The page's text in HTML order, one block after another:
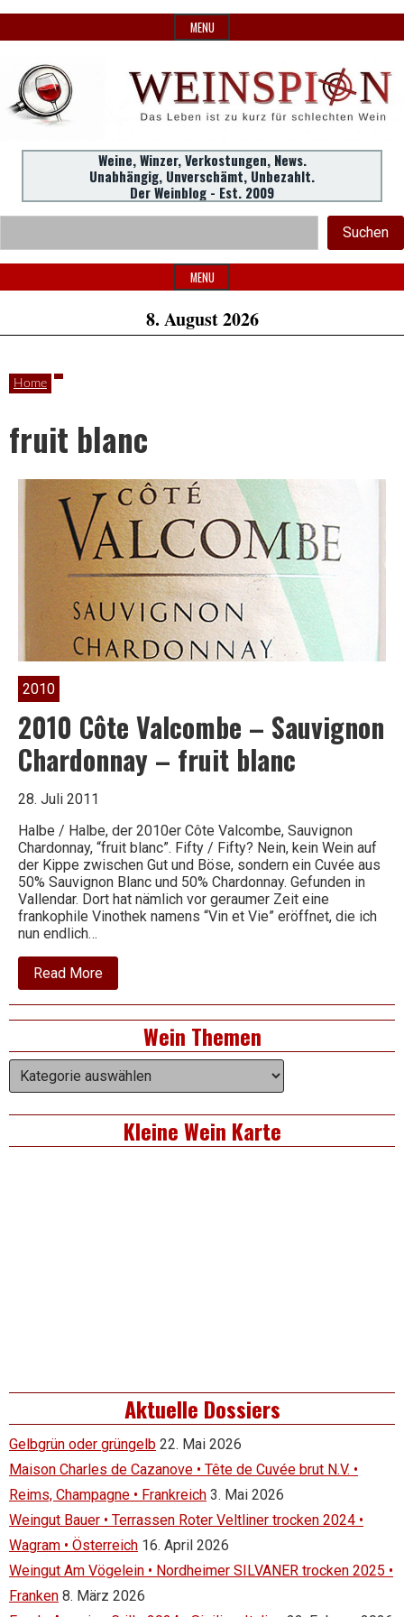
to
MENU
WeinSpion
|
Das
Leben
ist
zu
kurz
für
schlechten
Wein
Weine,
Winzer,
Verkostungen.
Header
Widget
Area
Weine, Winzer, Verkostungen, News.
Unabhängig, Unverschämt, Unbezahlt.
Der Weinblog - Est. 2009
Suchen
MENU
8. August 2026
Home
fruit blanc
2010
2010 Côte Valcombe – Sauvignon
Chardonnay – fruit blanc
28. Juli 2011
Halbe / Halbe, der 2010er Côte Valcombe, Sauvignon
Chardonnay, “fruit blanc”. Fifty / Fifty? Nein, kein Wein auf
der Kippe zwischen Gut und Böse, sondern ein Cuvée aus
50% Sauvignon Blanc und 50% Chardonnay. Gefunden in
Vallendar. Dort hat nämlich vor geraumer Zeit eine
frankophile Vinothek namens “Vin et Vie” eröffnet, die ich
nun endlich…
Read Moreabout
2010
Côte
Sauvignon
Chardonnay
–
Asides
Wein Themen
Wein
Themen
Kleine Wein Karte
Aktuelle Dossiers
Gelbgrün oder grüngelb 22. Mai 2026
Maison Charles de Cazanove • Tête de Cuvée brut N.V. •
Reims, Champagne • Frankreich 3. Mai 2026
Weingut Bauer • Terrassen Roter Veltliner trocken 2024 •
Wagram • Österreich 16. April 2026
Weingut Am Vögelein • Nordheimer SILVANER trocken 2025 •
Franken 8. März 2026